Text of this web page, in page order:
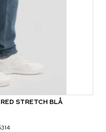
STRETCH BLÅ